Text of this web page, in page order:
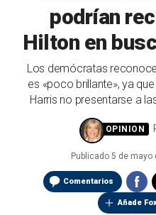
podrían
Hilton en
Los demócratas
es «poco brillante», ya
Harris no presentarse a
Publicado 5 de mayo
Comentarios
Añade